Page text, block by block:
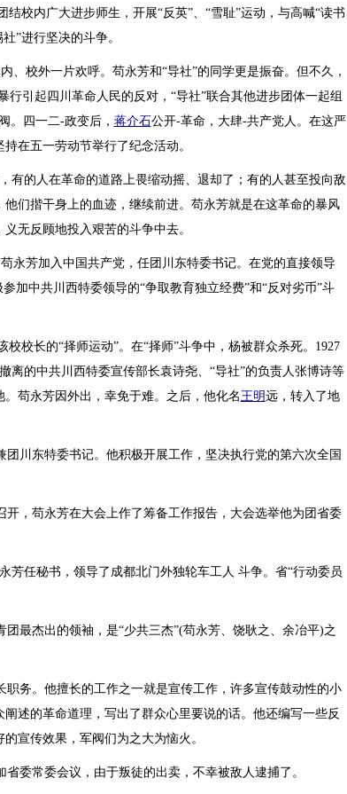
校内广大进步师生，开展“反英”、“雪耻”运动，与高喊“读书
”进行坚决的斗争。
、校外一片欢呼。苟永芳和“导社”的同学更是振奋。但不久，
行引起四川革命人民的反对，“导社”联合其他进步团体一起组
。四一二-政变后， 蒋介石公开-革命，大肆-共产党人。在这严
在五一劳动节举行了纪念活动。
有的人在革命的道路上畏缩动摇、退却了；有的人甚至投向敌
们揩干身上的血迹，继续前进。苟永芳就是在这革命的暴风
无反顾地投入艰苦的斗争中去。
永芳加入中国共产党，任团川东特委书记。在党的直接领导
加中共川西特委领导的“争取教育独立经费”和“反对劣币”斗
校长的“择师运动”。在“择师”斗争中，杨被群众杀死。1927
离的中共川西特委宣传部长袁诗尧、“导社”的负责人张博诗等
苟永芳因外出，幸免于难。之后，他化名王明远，转入了地
团川东特委书记。他积极开展工作，坚决执行党的第六次全国
开，苟永芳在大会上作了筹备工作报告，大会选举他为团省委
芳任秘书，领导了成都北门外独轮车工人 斗争。省“行动委员
最杰出的领袖，是“少共三杰”(苟永芳、饶耿之、余冶平)之
职务。他擅长的工作之一就是宣传工作，许多宣传鼓动性的小
述的革命道理，写出了群众心里要说的话。他还编写一些反
宣传效果，军阀们为之大为恼火。
委常委会议，由于叛徒的出卖，不幸被敌人逮捕了。